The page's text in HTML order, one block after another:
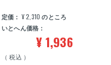
定価： ¥2,310 のところ
いとへん価格：
¥1,936
税込